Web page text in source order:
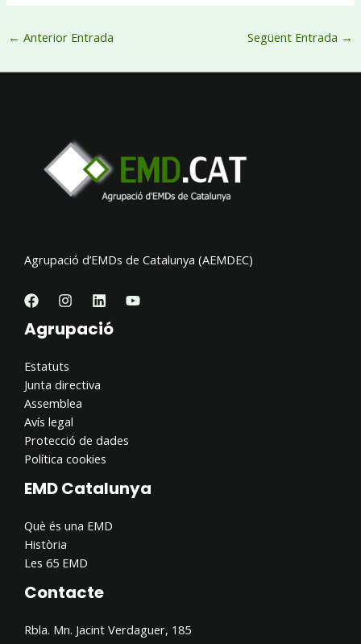
← Anterior Entrada Següent Entrada →
Agrupació d’EMDs de Catalunya (AEMDEC)
Agrupació
Estatuts
Junta directiva
Assemblea
Avís legal
Protecció de dades
Política cookies
EMD Catalunya
Què és una EMD
Història
Les 65 EMD
Contacte
Rbla. Mn. Jacint Verdaguer, 185